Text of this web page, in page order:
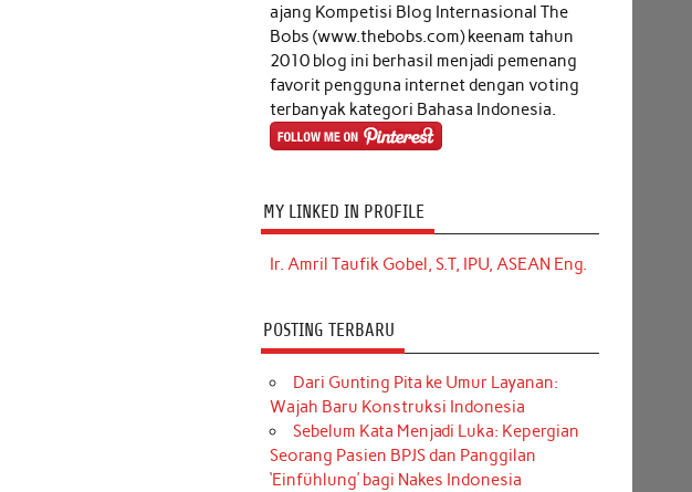
ajang Kompetisi Blog Internasional The
Bobs (www.thebobs.com) keenam tahun
2010 blog ini berhasil menjadi pemenang
favorit pengguna internet dengan voting
terbanyak kategori Bahasa Indonesia.
MY LINKED IN PROFILE
Ir. Amril Taufik Gobel, S.T, IPU, ASEAN Eng.
POSTING TERBARU
Dari Gunting Pita ke Umur Layanan:
Wajah Baru Konstruksi Indonesia
Sebelum Kata Menjadi Luka: Kepergian
Seorang Pasien BPJS dan Panggilan
‘Einfühlung’ bagi Nakes Indonesia